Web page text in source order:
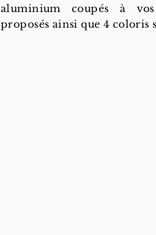
aluminium coupés à
proposés ainsi que 4 coloris